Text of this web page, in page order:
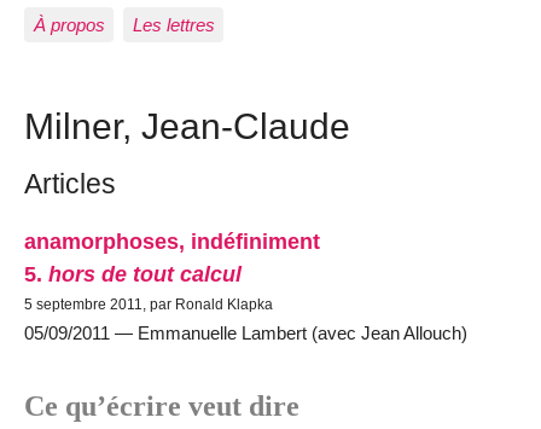
À propos Les lettres
Milner, Jean-Claude
Articles
anamorphoses, indéfiniment
5. hors de tout calcul
5 septembre 2011, par Ronald Klapka
05/09/2011 — Emmanuelle Lambert (avec Jean Allouch)
Ce qu’écrire veut dire